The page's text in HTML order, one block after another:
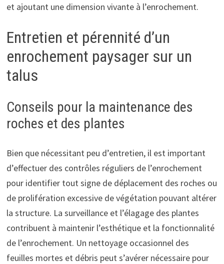
et ajoutant une dimension vivante à l’enrochement.
Entretien et pérennité d’un
enrochement paysager sur un
talus
Conseils pour la maintenance des
roches et des plantes
Bien que nécessitant peu d’entretien, il est important
d’effectuer des contrôles réguliers de l’enrochement
pour identifier tout signe de déplacement des roches ou
de prolifération excessive de végétation pouvant altérer
la structure. La surveillance et l’élagage des plantes
contribuent à maintenir l’esthétique et la fonctionnalité
de l’enrochement. Un nettoyage occasionnel des
feuilles mortes et débris peut s’avérer nécessaire pour